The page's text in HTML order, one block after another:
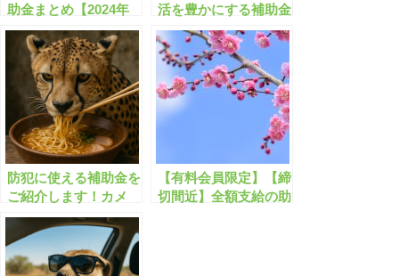
助金まとめ【2024年
版】
活を豊かにする補助金
まとめ スマホ/自動車/
エアコン/予防接種な
ど
防犯に使える補助金を
ご紹介します！カメ
ラ/電話/防犯グッズ/闇
バイト
【有料会員限定】【締
切間近】全額支給の助